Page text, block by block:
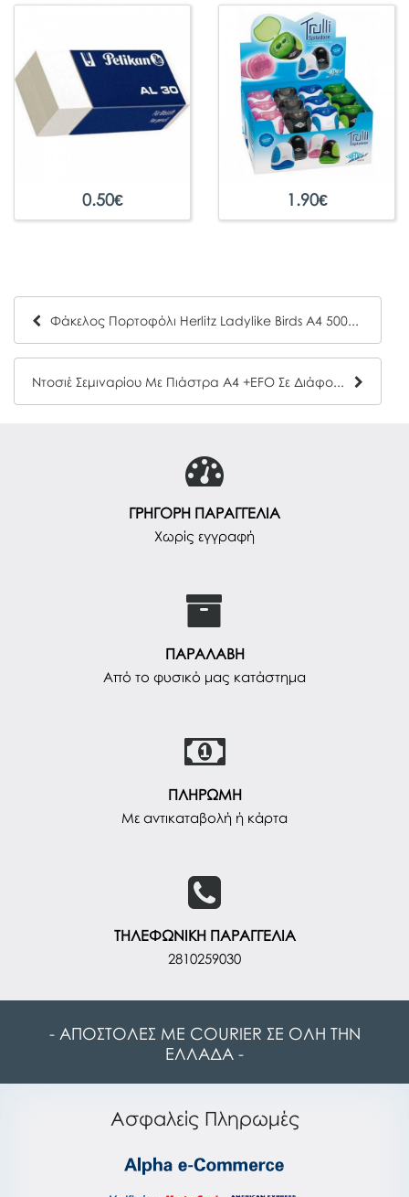
0.50€ 1.90€
Φάκελος Πορτοφόλι Herlitz Ladylike Birds A4 50021581
Ντοσιέ Σεμιναρίου Με Πιάστρα Α4 +EFO Σε Διάφορα Χρώματα
ΓΡΗΓΟΡΗ ΠΑΡΑΓΓΕΛΙΑ
Χωρίς εγγραφή
ΠΑΡΑΛΑΒΗ
Από το φυσικό μας κατάστημα
ΠΛΗΡΩΜΗ
Με αντικαταβολή ή κάρτα
ΤΗΛΕΦΩΝΙΚΗ ΠΑΡΑΓΓΕΛΙΑ
2810259030
- ΑΠΟΣΤΟΛΕΣ ΜΕ COURIER ΣΕ ΟΛΗ ΤΗΝ
ΕΛΛΑΔΑ -
Ασφαλείς Πληρωμές